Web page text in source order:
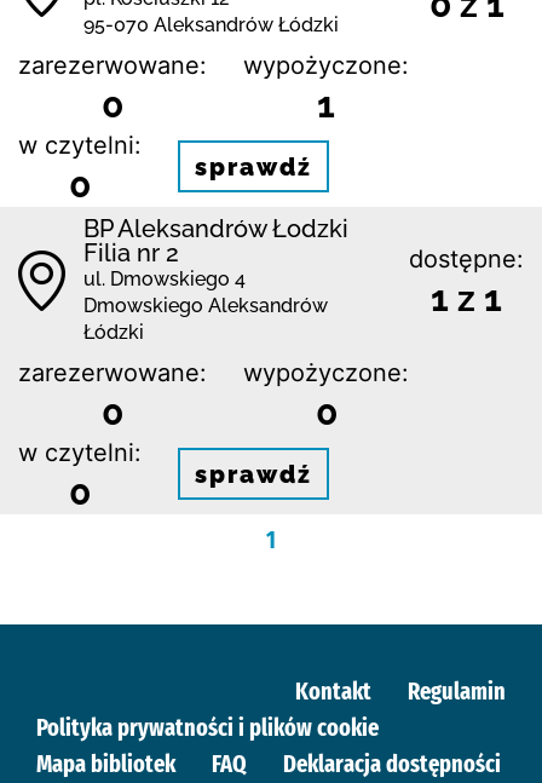
95-070 Aleksandrów Łódzki
zarezerwowane:
0
wypożyczone:
1
w czytelni:
0 sprawdź
BP Aleksandrów Łodzki
Filia nr 2
ul. Dmowskiego 4
Dmowskiego Aleksandrów
Łódzki
dostępne:
1 z 1
zarezerwowane:
0
wypożyczone:
0
w czytelni:
0 sprawdź
1
Kontakt
Regulamin
Polityka prywatności i plików cookie
Mapa bibliotek
FAQ Deklaracja dostępności